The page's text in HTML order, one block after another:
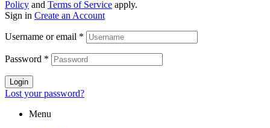
Policy and Terms of Service apply.
Sign in Create an Account
Username or email *
Password *
Login
Lost your password?
Menu